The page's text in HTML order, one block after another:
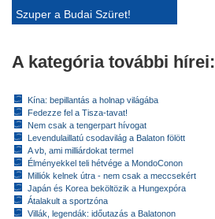
Szuper a Budai Szüret!
A kategória további hírei:
Kína: bepillantás a holnap világába
Fedezze fel a Tisza-tavat!
Nem csak a tengerpart hívogat
Levendulaillatú csodavilág a Balaton fölött
A vb, ami milliárdokat termel
Élményekkel teli hétvége a MondoConon
Milliók kelnek útra - nem csak a meccsekért
Japán és Korea beköltözik a Hungexpóra
Átalakult a sportzóna
Villák, legendák: időutazás a Balatonon